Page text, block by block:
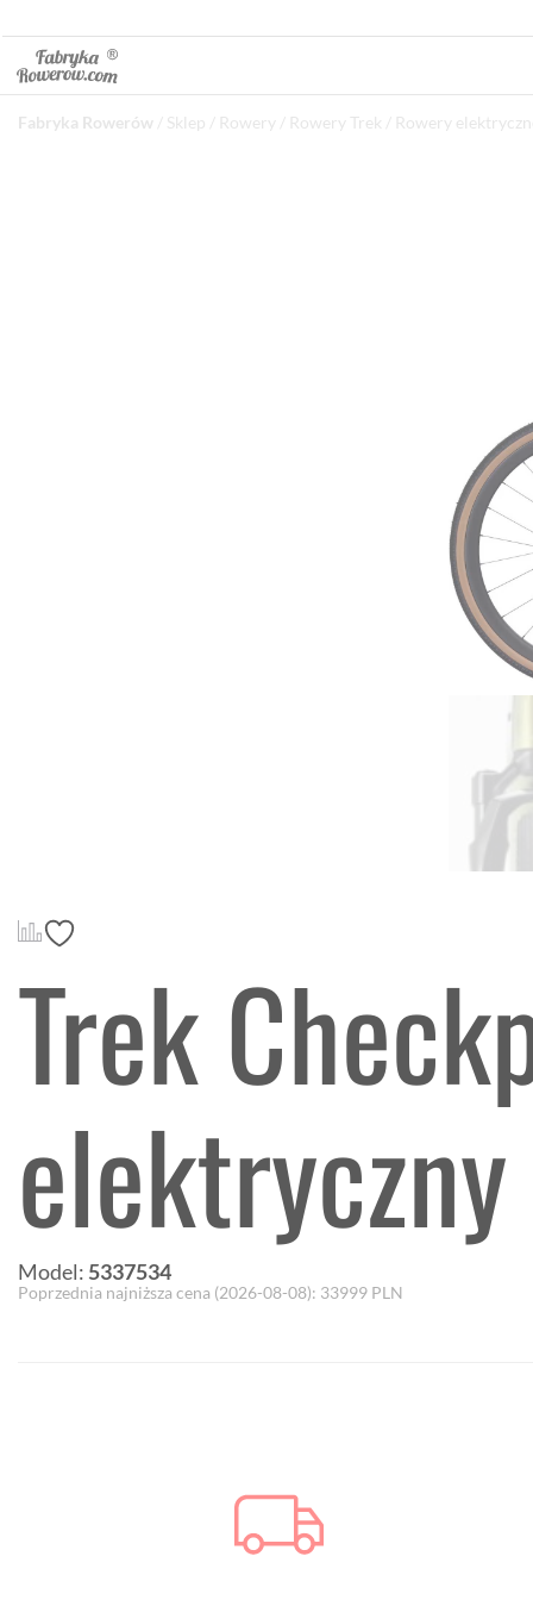
Fabryka Rowerów Sklep Rowery Rowery Trek Rowery
Trek
Model: 5337534
Poprzednia najniższa cena (2026-08-08): 33999 PLN